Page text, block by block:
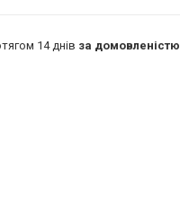
14 днів за домовленістю